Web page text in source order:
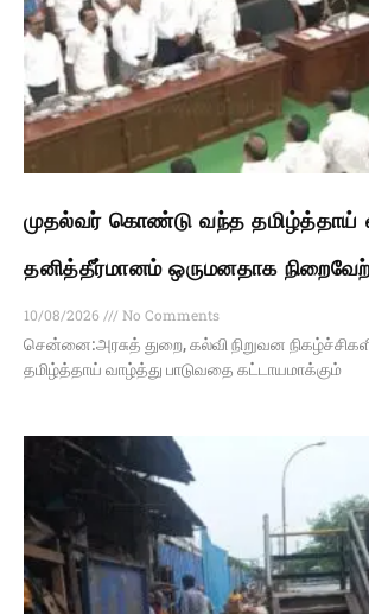
முதல்வர் கொண்டு வந்த தமிழ்த்தாய்
தனித்தீர்மானம் ஒருமனதாக
10/08/2026
No Comments
சென்னை:அரசுத் துறை, கல்வி நிறுவன
தமிழ்த்தாய் வாழ்த்து பாடுவதை கட்டாயமாக்கும்